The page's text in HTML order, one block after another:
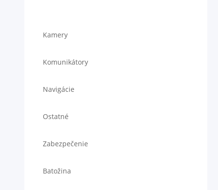
Kamery
Komunikátory
Navigácie
Ostatné
Zabezpečenie
Batožina